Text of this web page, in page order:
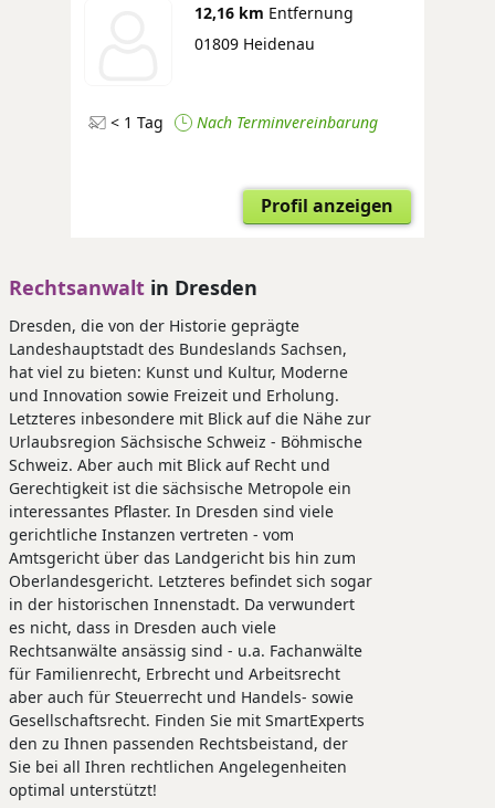
12,16 km Entfernung
01809 Heidenau
< 1 Tag Nach Terminvereinbarung
Profil anzeigen
Rechtsanwaltin Dresden
Dresden, die von der Historie geprägte
Landeshauptstadt des Bundeslands Sachsen,
hat viel zu bieten: Kunst und Kultur, Moderne
und Innovation sowie Freizeit und Erholung.
Letzteres inbesondere mit Blick auf die Nähe zur
Urlaubsregion Sächsische Schweiz - Böhmische
Schweiz. Aber auch mit Blick auf Recht und
Gerechtigkeit ist die sächsische Metropole ein
interessantes Pflaster. In Dresden sind viele
gerichtliche Instanzen vertreten - vom
Amtsgericht über das Landgericht bis hin zum
Oberlandesgericht. Letzteres befindet sich sogar
in der historischen Innenstadt. Da verwundert
es nicht, dass in Dresden auch viele
Rechtsanwälte ansässig sind - u.a. Fachanwälte
für Familienrecht, Erbrecht und Arbeitsrecht
aber auch für Steuerrecht und Handels- sowie
Gesellschaftsrecht. Finden Sie mit SmartExperts
den zu Ihnen passenden Rechtsbeistand, der
Sie bei all Ihren rechtlichen Angelegenheiten
optimal unterstützt!